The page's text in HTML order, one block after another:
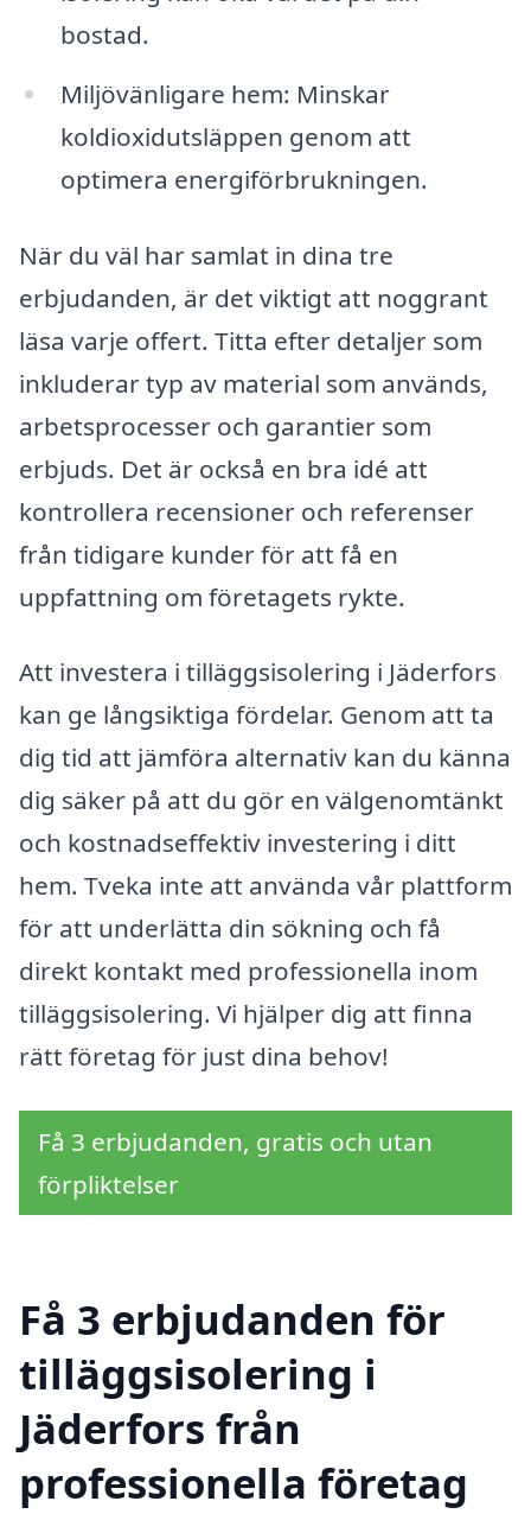
bostad.
Miljövänligare hem: Minskar
koldioxidutsläppen genom att
optimera energiförbrukningen.
När du väl har samlat in dina tre
erbjudanden, är det viktigt att noggrant
läsa varje offert. Titta efter detaljer som
inkluderar typ av material som används,
arbetsprocesser och garantier som
erbjuds. Det är också en bra idé att
kontrollera recensioner och referenser
från tidigare kunder för att få en
uppfattning om företagets rykte.
Att investera i tilläggsisolering i Jäderfors
kan ge långsiktiga fördelar. Genom att ta
dig tid att jämföra alternativ kan du känna
dig säker på att du gör en välgenomtänkt
och kostnadseffektiv investering i ditt
hem. Tveka inte att använda vår plattform
för att underlätta din sökning och få
direkt kontakt med professionella inom
tilläggsisolering. Vi hjälper dig att finna
rätt företag för just dina behov!
Få 3 erbjudanden, gratis och utan
förpliktelser
Få 3 erbjudanden för
tilläggsisolering i
Jäderfors från
professionella företag